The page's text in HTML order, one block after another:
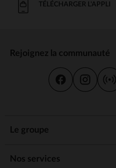
TÉLÉCHARGER L'APPLI
Rejoignez la communauté
Le groupe
Nos services